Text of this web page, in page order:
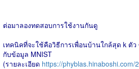
ต่อมาลองทดสอบการใช้งานกันดู
เทคนิคที่จะใช้คือวิธีการเพื่อนบ้านใกล้สุด k ตั
กับข้อมูล MNIST
(รายละเอียด https://phyblas.hinaboshi.com/